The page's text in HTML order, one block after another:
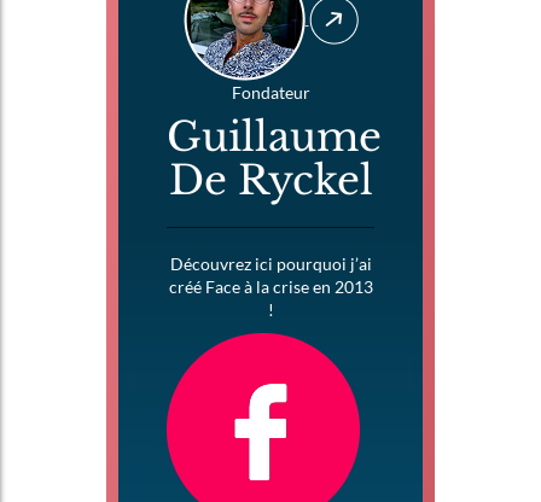
Fondateur
Guillaume
De Ryckel
Découvrez ici pourquoi j’ai
créé Face à la crise en 2013
!